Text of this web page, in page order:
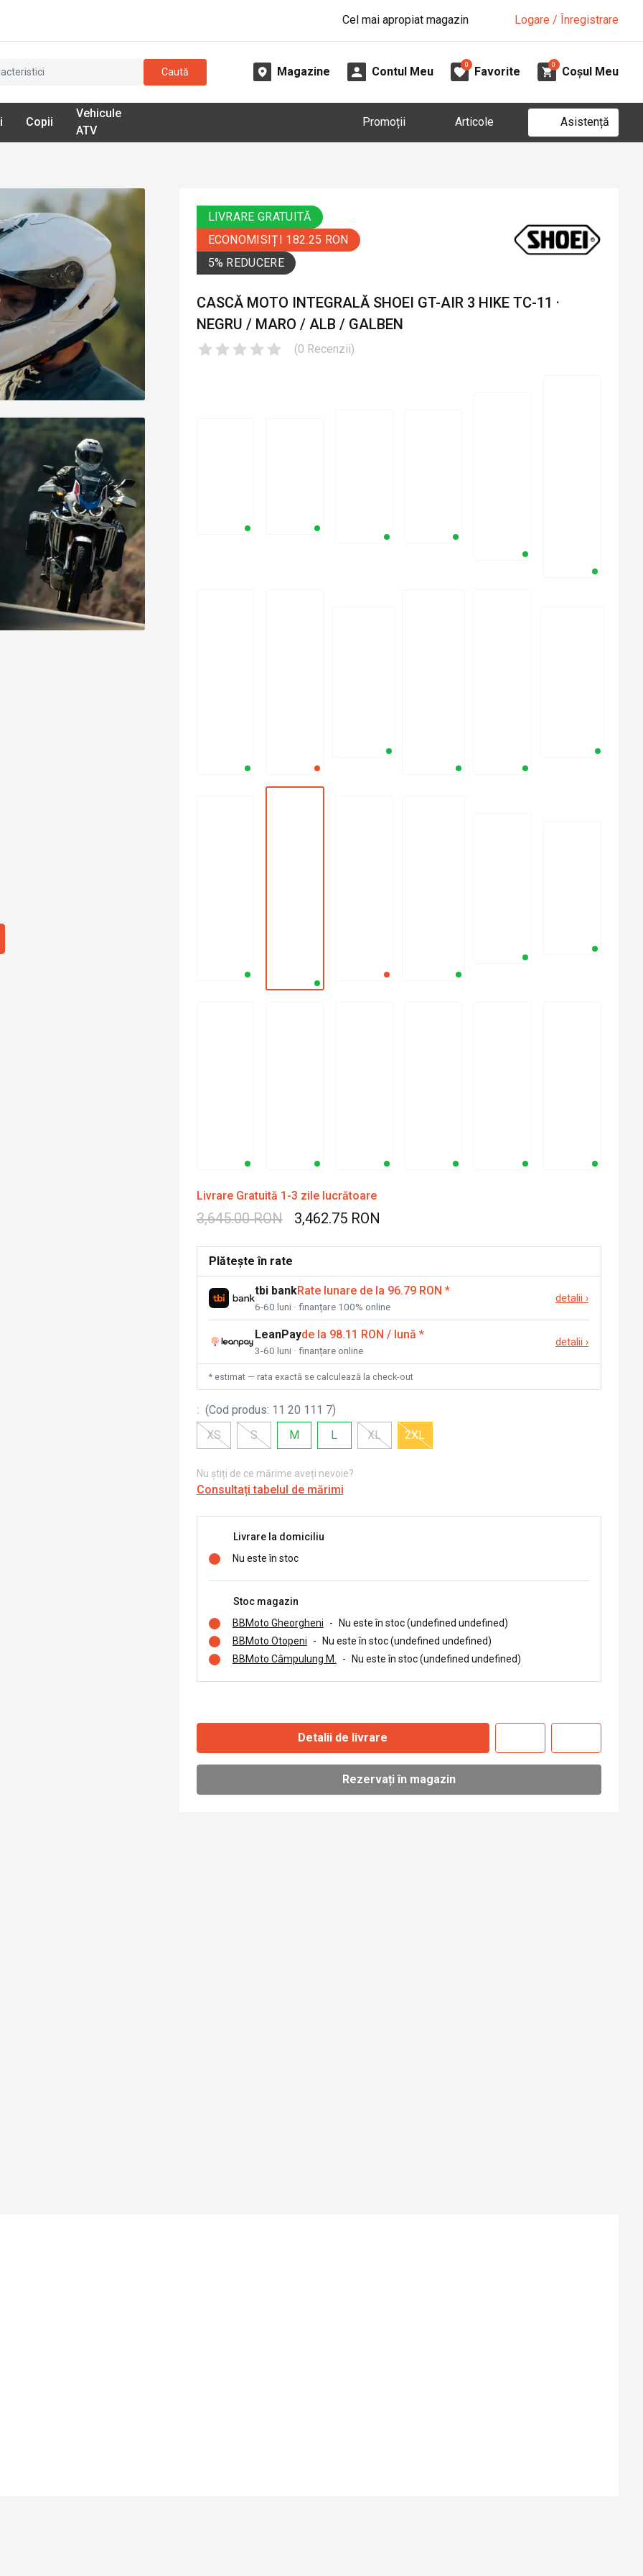
Cel mai apropiat magazin Logare / Înregistrare
Caută Magazine Contul Meu
0
Favorite
0
Coșul Meu
Copii
Vehicule
ATV
Promoții Articole Asistență
LIVRARE GRATUITĂ
ECONOMISIȚI 182.25 RON
5% REDUCERE
CASCĂ MOTO INTEGRALĂ SHOEI GT-AIR 3 HIKE TC-11 ·
NEGRU / MARO / ALB / GALBEN
(0 Recenzii)
Livrare Gratuită 1-3 zile lucrătoare
3,645.00 RON 3,462.75 RON
Plătește în rate
tbi bankRate lunare de la 96.79 RON *
6-60 luni · finanțare 100% online
detalii ›
LeanPayde la 98.11 RON / lună *
3-60 luni · finanțare online
detalii ›
* estimat — rata exactă se calculează la check-out
: (Cod produs: 11 20 111 7)
XS
S M L XL 2XL
Nu știți de ce mărime aveți nevoie?
Consultați tabelul de mărimi
Livrare la domiciliu
Nu este în stoc
Stoc magazin
BBMoto Gheorgheni
-
Nu este în stoc (undefined undefined)
BBMoto Otopeni
-
Nu este în stoc (undefined undefined)
BBMoto Câmpulung M.
- Nu este în stoc (undefined undefined)
Detalii de livrare
Rezervați în magazin